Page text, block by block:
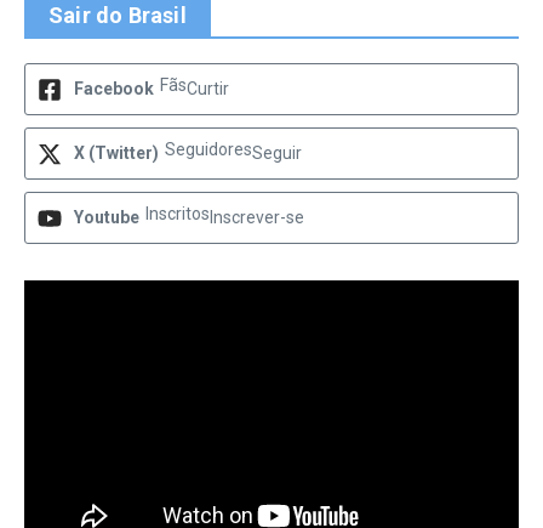
Sair do Brasil
Facebook FãsCurtir
X (Twitter) SeguidoresSeguir
Youtube Inscritos Inscrever-se